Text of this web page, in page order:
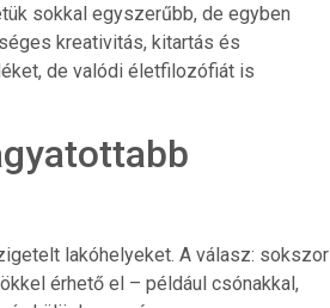
sokkal egyszerűbb, de egyben
kreativitás, kitartás és
de valódi életfilozófiát is
lakóhelyeket. A válasz: sokszor
érhető el – például csónakkal,